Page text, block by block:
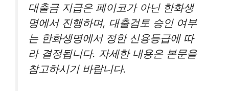
대출금 지급은 페이코가 아닌 한화생
명에서 진행하며, 대출검토 승인 여부
는 한화생명에서 정한 신용등급에 따
라 결정됩니다. 자세한 내용은 본문을
참고하시기 바랍니다.